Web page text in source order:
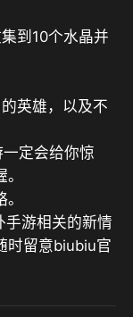
到10个水晶并
英雄，以及不
定会给你惊
手游相关的新情
时留意biubiu官